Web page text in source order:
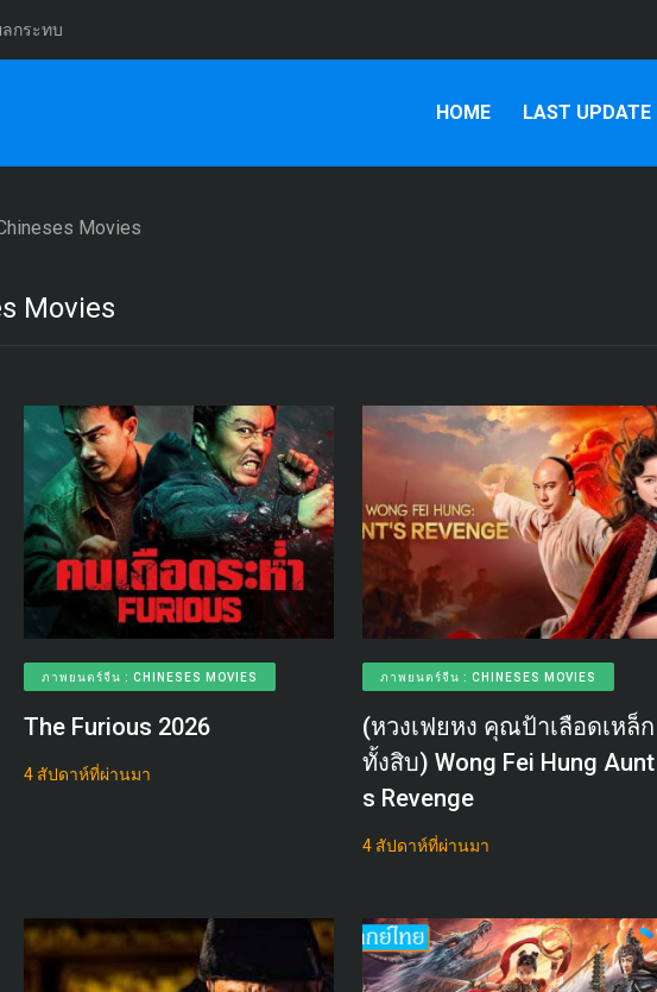
กระทบ
HOME LAST UPDATE
Movies
Movies
ภาพยนตร์จีน : CHINESES MOVIES
The Furious 2026
4 สัปดาห์ที่ผ่านมา
ภาพยนตร์จีน : CHINESES MOVIES
(หวงเฟยหง คุณป้าเลือดเหล็ก
ทั้งสิบ) Wong Fei Hung Aunt
s Revenge
4 สัปดาห์ที่ผ่านมา